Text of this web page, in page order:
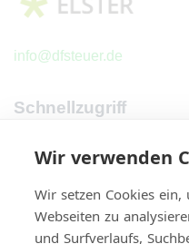
Wir verwenden
Wir setzen Cookies
Webseiten zu
und Surfverlaufs,
info@dfsteuer.de
Schnellzugriff
O nas
Kontakt